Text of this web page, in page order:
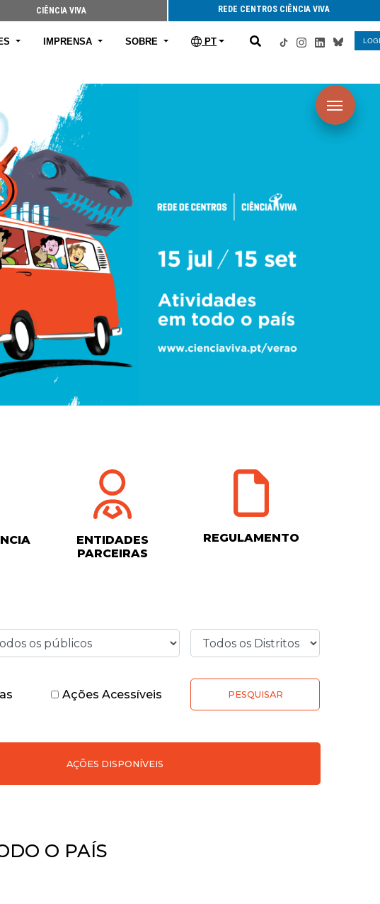
CIÊNCIA VIVA REDE CENTROS CIÊNCIA VIVA
IMPRENSA SOBRE PT
ENTIDADES
PARCEIRAS
REGULAMENTO
Ações Acessíveis PESQUISAR
AÇÕES DISPONÍVEIS
O PAÍS